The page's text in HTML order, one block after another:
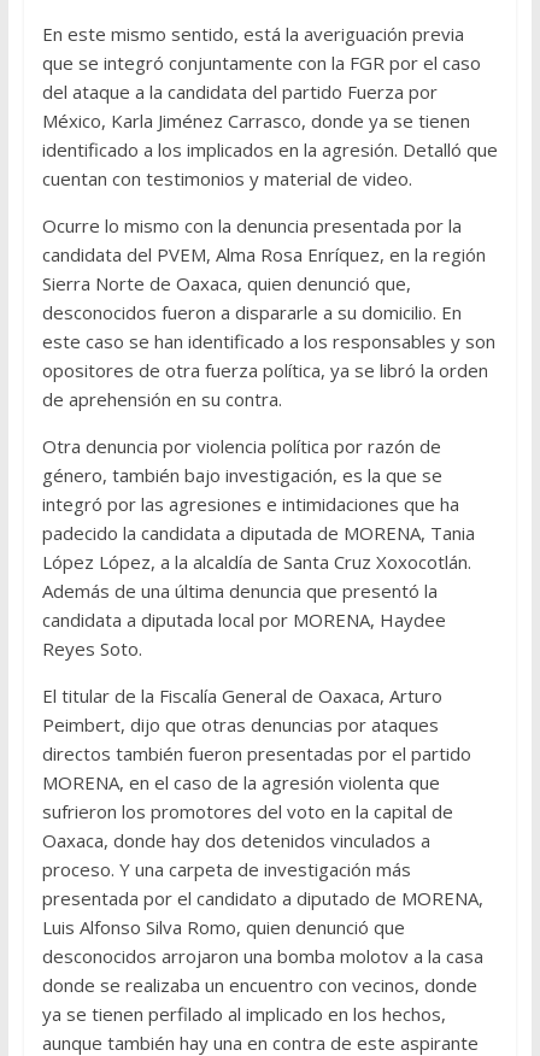
En este mismo sentido, está la averiguación previa
que se integró conjuntamente con la FGR por el caso
del ataque a la candidata del partido Fuerza por
México, Karla Jiménez Carrasco, donde ya se tienen
identificado a los implicados en la agresión. Detalló que
cuentan con testimonios y material de video.
Ocurre lo mismo con la denuncia presentada por la
candidata del PVEM, Alma Rosa Enríquez, en la región
Sierra Norte de Oaxaca, quien denunció que,
desconocidos fueron a dispararle a su domicilio. En
este caso se han identificado a los responsables y son
opositores de otra fuerza política, ya se libró la orden
de aprehensión en su contra.
Otra denuncia por violencia política por razón de
género, también bajo investigación, es la que se
integró por las agresiones e intimidaciones que ha
padecido la candidata a diputada de MORENA, Tania
López López, a la alcaldía de Santa Cruz Xoxocotlán.
Además de una última denuncia que presentó la
candidata a diputada local por MORENA, Haydee
Reyes Soto.
El titular de la Fiscalía General de Oaxaca, Arturo
Peimbert, dijo que otras denuncias por ataques
directos también fueron presentadas por el partido
MORENA, en el caso de la agresión violenta que
sufrieron los promotores del voto en la capital de
Oaxaca, donde hay dos detenidos vinculados a
proceso. Y una carpeta de investigación más
presentada por el candidato a diputado de MORENA,
Luis Alfonso Silva Romo, quien denunció que
desconocidos arrojaron una bomba molotov a la casa
donde se realizaba un encuentro con vecinos, donde
ya se tienen perfilado al implicado en los hechos,
aunque también hay una en contra de este aspirante